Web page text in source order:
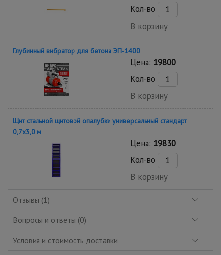
Кол-во
В корзину
Глубинный вибратор для бетона ЭП-1400
Цена: 19800
Кол-во
В корзину
Щит стальной щитовой опалубки универсальный стандарт
0,7x3,0 м
Цена: 19830
Кол-во
В корзину
Отзывы (1)
Вопросы и ответы (0)
Условия и стоимость доставки